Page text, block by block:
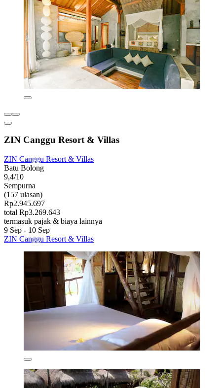
ZIN Canggu Resort & Villas
ZIN Canggu Resort & Villas
Batu Bolong
9,4/10
Sempurna
(157 ulasan)
Rp2.945.697
total Rp3.269.643
termasuk pajak & biaya lainnya
9 Sep - 10 Sep
ZIN Canggu Resort & Villas